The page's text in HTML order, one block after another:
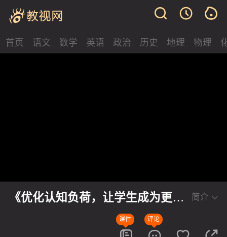
首页 语文 数学 英语 政治 历史 地理 物理
简介
《优化认知负荷，让学生成为更有
效的学习者》小学科学名师讲座视
评论
课件